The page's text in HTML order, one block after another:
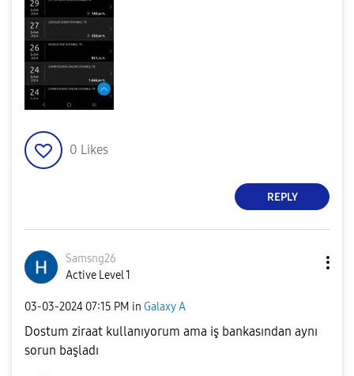
0 Likes
REPLY
Samsng26
Active Level 1
‎03-03-2024 07:15 PM in Galaxy A
Dostum ziraat kullanıyorum ama iş bankasından aynı
sorun başladı